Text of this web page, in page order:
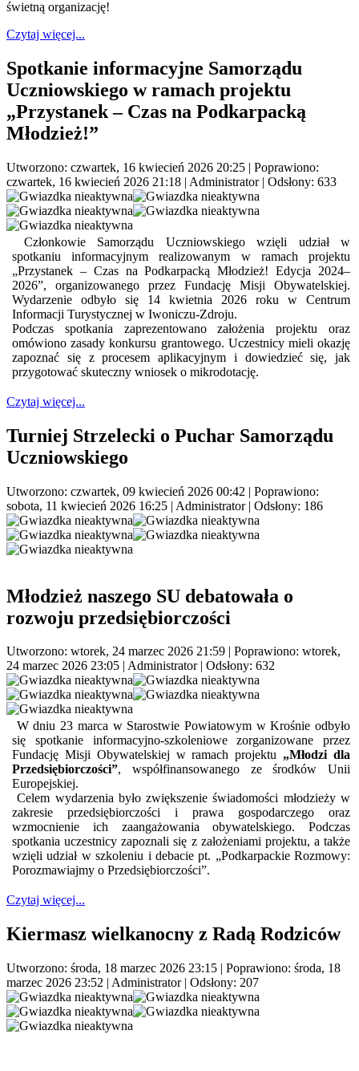
świetną organizację!
Czytaj więcej...
Spotkanie informacyjne Samorządu
Uczniowskiego w ramach projektu
„Przystanek – Czas na Podkarpacką
Młodzież!”
Utworzono: czwartek, 16 kwiecień 2026 20:25 | Poprawiono:
czwartek, 16 kwiecień 2026 21:18 | Administrator| Odsłony: 633
Członkowie Samorządu Uczniowskiego wzięli udział w
spotkaniu informacyjnym realizowanym w ramach projektu
„Przystanek – Czas na Podkarpacką Młodzież! Edycja 2024–
2026”, organizowanego przez Fundację Misji Obywatelskiej.
Wydarzenie odbyło się 14 kwietnia 2026 roku w Centrum
Informacji Turystycznej w Iwoniczu-Zdroju.
Podczas spotkania zaprezentowano założenia projektu oraz
omówiono zasady konkursu grantowego. Uczestnicy mieli okazję
zapoznać się z procesem aplikacyjnym i dowiedzieć się, jak
przygotować skuteczny wniosek o mikrodotację.
Czytaj więcej...
Turniej Strzelecki o Puchar Samorządu
Uczniowskiego
Utworzono: czwartek, 09 kwiecień 2026 00:42 | Poprawiono:
sobota, 11 kwiecień 2026 16:25 | Administrator| Odsłony: 186
Młodzież naszego SU debatowała o
rozwoju przedsiębiorczości
Utworzono: wtorek, 24 marzec 2026 21:59 | Poprawiono: wtorek,
24 marzec 2026 23:05 | Administrator| Odsłony: 632
W dniu 23 marca w Starostwie Powiatowym w Krośnie odbyło
się spotkanie informacyjno-szkoleniowe zorganizowane przez
Fundację Misji Obywatelskiej w ramach projektu „Młodzi dla
Przedsiębiorczości”, współfinansowanego ze środków Unii
Europejskiej.
Celem wydarzenia było zwiększenie świadomości młodzieży w
zakresie przedsiębiorczości i prawa gospodarczego oraz
wzmocnienie ich zaangażowania obywatelskiego. Podczas
spotkania uczestnicy zapoznali się z założeniami projektu, a także
wzięli udział w szkoleniu i debacie pt. „Podkarpackie Rozmowy:
Porozmawiajmy o Przedsiębiorczości”.
Czytaj więcej...
Kiermasz wielkanocny z Radą Rodziców
Utworzono: środa, 18 marzec 2026 23:15 | Poprawiono: środa, 18
marzec 2026 23:52 | Administrator| Odsłony: 207